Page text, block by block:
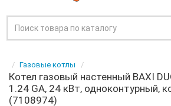
Газовые котлы
Котел газовый настенный BAXI
1.24 GA, 24 кВт, одноконтурный,
(7108974)